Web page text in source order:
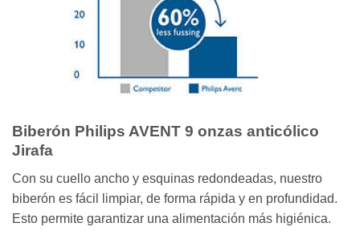
Biberón Philips AVENT 9 onzas anticólico
Jirafa
Con su cuello ancho y esquinas redondeadas, nuestro
biberón es fácil limpiar, de forma rápida y en profundidad.
Esto permite garantizar una alimentación más higiénica.